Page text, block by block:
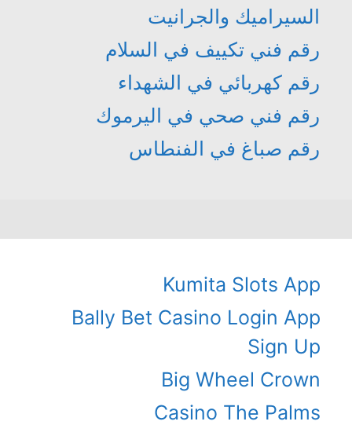
السيراميك والجرانيت
رقم فني تكييف في السلام
رقم كهربائي في الشهداء
رقم فني صحي في اليرموك
رقم صباغ في الفنطاس
Kumita Slots App
Bally Bet Casino Login App
Sign Up
Big Wheel Crown
Casino The Palms